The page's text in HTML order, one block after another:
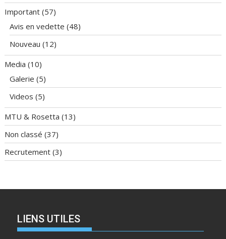
Important (57)
Avis en vedette (48)
Nouveau (12)
Media (10)
Galerie (5)
Videos (5)
MTU & Rosetta (13)
Non classé (37)
Recrutement (3)
LIENS UTILES